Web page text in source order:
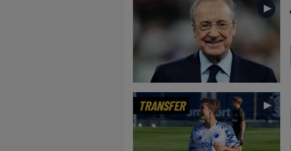
►
TRANSFER ►